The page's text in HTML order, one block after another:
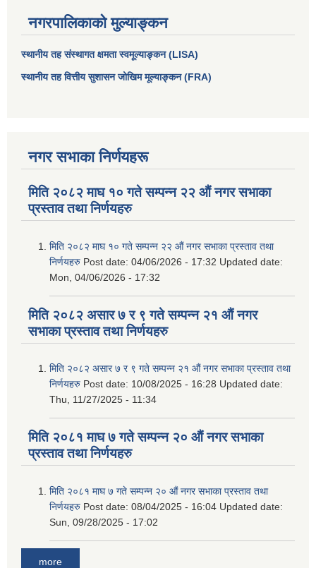
नगरपालिकाको मुल्याङ्कन
स्थानीय तह संस्थागत क्षमता स्वमूल्याङ्कन (LISA)
स्थानीय तह वित्तीय सुशासन जोखिम मूल्याङ्कन (FRA)
नगर सभाका निर्णयहरू
मिति २०८२ माघ १० गते सम्पन्न २२ औं नगर सभाका
प्रस्ताव तथा निर्णयहरु
मिति २०८२ माघ १० गते सम्पन्न २२ औं नगर सभाका प्रस्ताव तथा
निर्णयहरु Post date: 04/06/2026 - 17:32 Updated date:
Mon, 04/06/2026 - 17:32
मिति २०८२ असार ७ र ९ गते सम्पन्न २१ औं नगर
सभाका प्रस्ताव तथा निर्णयहरु
मिति २०८२ असार ७ र ९ गते सम्पन्न २१ औं नगर सभाका प्रस्ताव तथा
निर्णयहरु Post date: 10/08/2025 - 16:28 Updated date:
Thu, 11/27/2025 - 11:34
मिति २०८१ माघ ७ गते सम्पन्न २० औं नगर सभाका
प्रस्ताव तथा निर्णयहरु
मिति २०८१ माघ ७ गते सम्पन्न २० औं नगर सभाका प्रस्ताव तथा
निर्णयहरु Post date: 08/04/2025 - 16:04 Updated date:
Sun, 09/28/2025 - 17:02
more